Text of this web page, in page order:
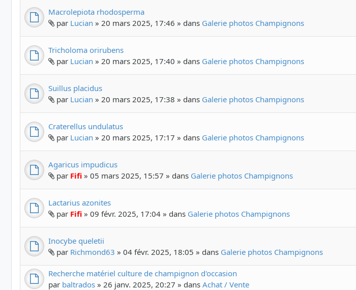
Macrolepiota rhodosperma
par Lucian » 20 mars 2025, 17:46 » dans Galerie photos Champignons
Tricholoma orirubens
par Lucian » 20 mars 2025, 17:40 » dans Galerie photos Champignons
Suillus placidus
par Lucian » 20 mars 2025, 17:38 » dans Galerie photos Champignons
Craterellus undulatus
par Lucian » 20 mars 2025, 17:17 » dans Galerie photos Champignons
Agaricus impudicus
par Fifi » 05 mars 2025, 15:57 » dans Galerie photos Champignons
Lactarius azonites
par Fifi » 09 févr. 2025, 17:04 » dans Galerie photos Champignons
Inocybe queletii
par Richmond63 » 04 févr. 2025, 18:05 » dans Galerie photos Champignons
Recherche matériel culture de champignon d'occasion
par baltrados » 26 janv. 2025, 20:27 » dans Achat / Vente